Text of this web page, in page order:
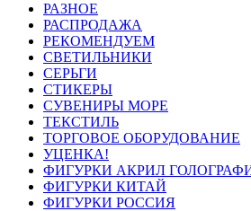
РАЗНОЕ
РАСПРОДАЖА
РЕКОМЕНДУЕМ
СВЕТИЛЬНИКИ
СЕРЬГИ
СТИКЕРЫ
СУВЕНИРЫ МОРЕ
ТЕКСТИЛЬ
ТОРГОВОЕ ОБОРУДОВАНИЕ
УЦЕНКА!
ФИГУРКИ АКРИЛ
ФИГУРКИ КИТАЙ
ФИГУРКИ РОССИЯ